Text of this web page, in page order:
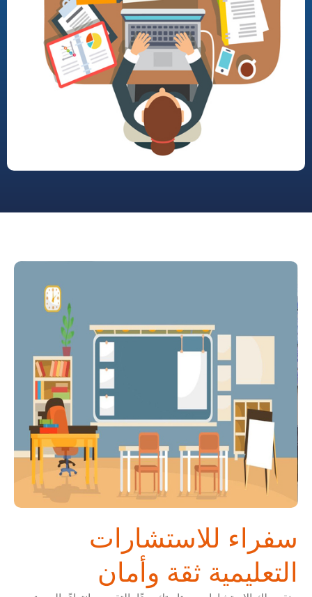
سفراء للاستشارات
التعليمية ثقة وأمان